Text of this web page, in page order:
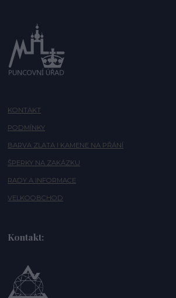
KONTAKT
PODMÍNKY
BARVA ZLATA I KAMENE NA PŘÁNÍ
ŠPERKY NA ZAKÁZKU
RADY A INFORMACE
VELKOOBCHOD
Kontakt: